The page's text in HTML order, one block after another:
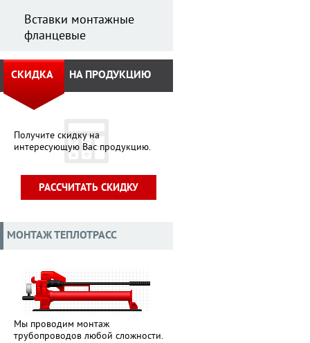
Вставки монтажные
фланцевые
Получите скидку на
интересующую Вас продукцию.
СКИДКА НА ПРОДУКЦИЮ
РАССЧИТАТЬ СКИДКУ
МОНТАЖ ТЕПЛОТРАСС
Мы проводим монтаж
трубопроводов любой сложности.